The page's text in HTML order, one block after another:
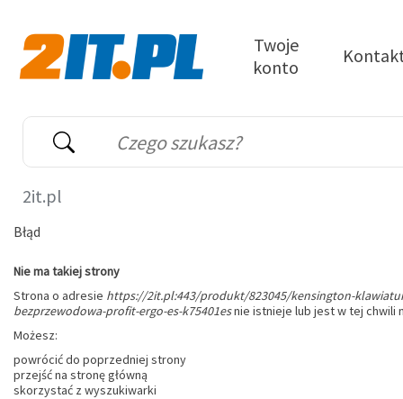
Wyszukiwarka
Słowo kluczowe
Twoje
konto
2it.pl
Błąd
Nie ma takiej strony
Strona o adresie https://2it.pl:443/produkt/823045/kensington-
bezprzewodowa-profit-ergo-es-k75401esnie istnieje lub jest w tej chwili
Możesz:
powrócić do poprzedniej strony
przejść na stronę główną
skorzystać z wyszukiwarki